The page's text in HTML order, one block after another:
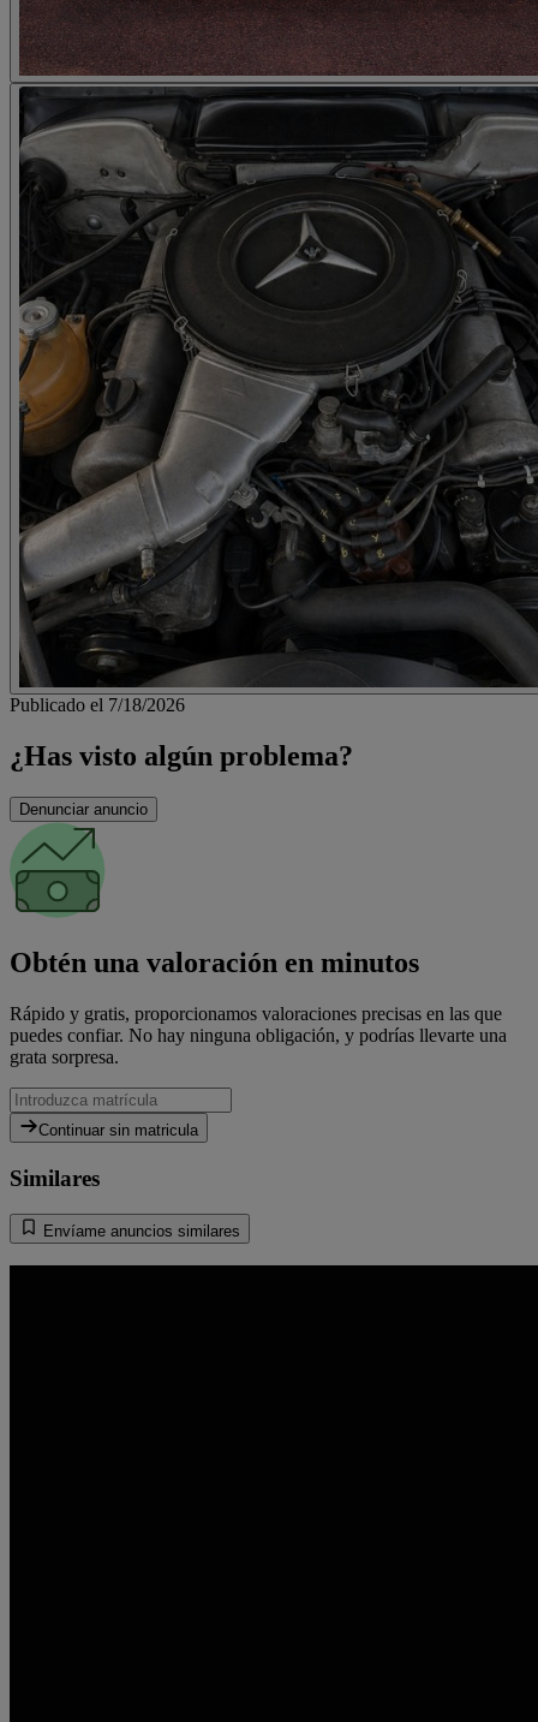
Publicado el 7/18/2026
¿Has visto algún problema?
Denunciar anuncio
Obtén una valoración en minutos
Rápido y gratis, proporcionamos valoraciones precisas en las que
puedes confiar. No hay ninguna obligación, y podrías llevarte una
grata sorpresa.
Continuar sin matricula
Similares
Envíame anuncios similares